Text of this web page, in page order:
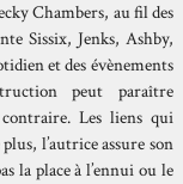
Chambers, au fil des
Sissix, Jenks, Ashby,
et des évènements
peut paraître
Les liens qui
l’autrice assure son
la place à l’ennui ou le